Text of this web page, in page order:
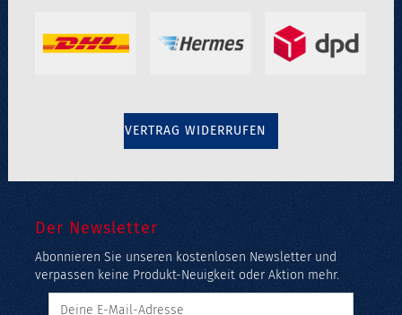
VERTRAG WIDERRUFEN
Der Newsletter
Abonnieren Sie unseren kostenlosen Newsletter und
verpassen keine Produkt-Neuigkeit oder Aktion mehr.